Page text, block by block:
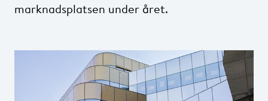
marknadsplatsen under året.